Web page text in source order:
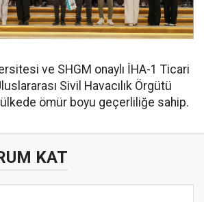
ve SHGM onaylı İHA-1 Ticari
Sivil Havacılık Örgütü
ömür boyu geçerliliğe sahip.
KAT